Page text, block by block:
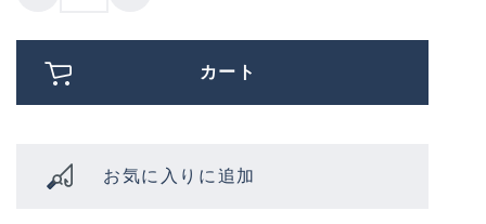
カート
お気に入りに追加